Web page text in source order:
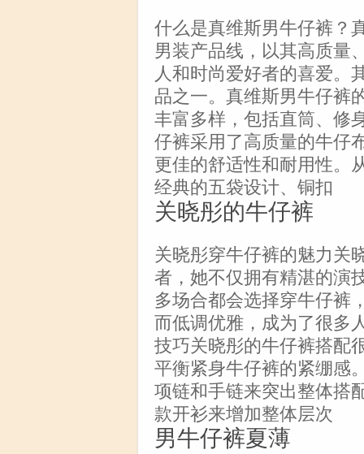
什么是真维斯男牛仔裤？
男装产品线，以其高质量
人和时尚爱好者的喜爱。
品之一。真维斯男牛仔裤
丰富多样，包括直筒、修
仔裤采用了高质量的牛仔
更佳的舒适性和耐用性。
经典的五袋设计、铜扣
关晓彤的牛仔裤
关晓彤穿牛仔裤的魅力关
者，她不仅拥有精湛的演
多场合都会选择穿牛仔裤
而低调优雅，成为了很多
技巧关晓彤的牛仔裤搭配
平衡紧身牛仔裤的紧绷感
项链和手链来突出整体搭
款开衫来增加整体层次
男牛仔裤夏薄